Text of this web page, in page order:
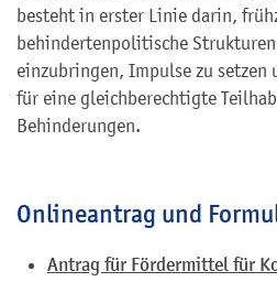
besteht in erster Linie darin,
behindertenpolitische
einzubringen, Impulse zu setzen
für eine gleichberechtigte
Behinderungen.
Onlineantrag und
Antrag für Fördermittel für